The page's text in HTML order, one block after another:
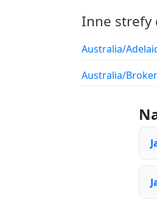
Inne strefy
Australia/
Australia/